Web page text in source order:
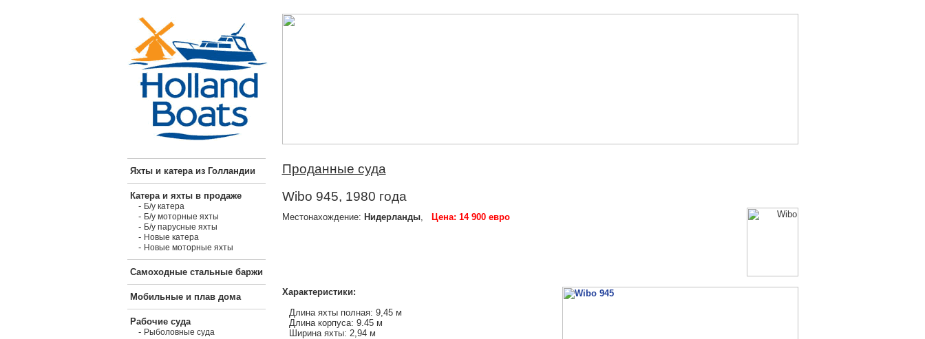
Яхты и катера из Голландии
Катера и яхты в продаже
- Б/у катера
- Б/у моторные яхты
- Б/у парусные яхты
- Новые катера
- Новые моторные яхты
Самоходные стальные баржи
Мобильные и плав дома
Рабочие суда
- Рыболовные суда
Проданные суда
Wibo 945, 1980 года
Местонахождение: Нидерланды, Цена: 14 900 евро
Характеристики:
Длина яхты полная: 9,45 м
Длина корпуса: 9.45 м
Ширина яхты: 2,94 м